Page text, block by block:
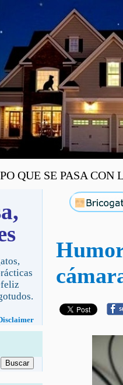
QUE SE PASA CON